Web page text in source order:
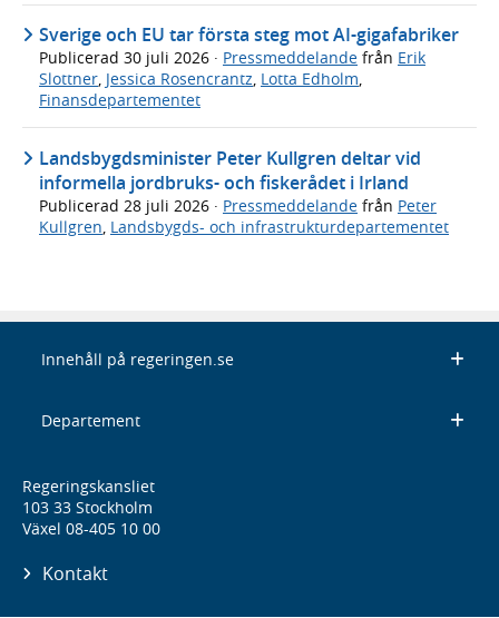
Sverige och EU tar första steg mot AI-gigafabriker
Publicerad 30 juli 2026 · Pressmeddelande från Erik
Slottner, Jessica Rosencrantz, Lotta Edholm,
Finansdepartementet
Landsbygdsminister Peter Kullgren deltar vid
informella jordbruks- och fiskerådet i Irland
Publicerad 28 juli 2026 · Pressmeddelande från Peter
Kullgren Landsbygds- och infrastrukturdepartementet
Innehåll på regeringen.se
Departement
Regeringskansliet
103 33 Stockholm
Växel 08-405 10 00
Kontakt